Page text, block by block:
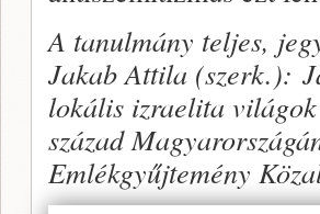
A tanulmány teljes,
Jakab Attila (szerk.):
lokális izraelita
század
Emlékgyűjtemény